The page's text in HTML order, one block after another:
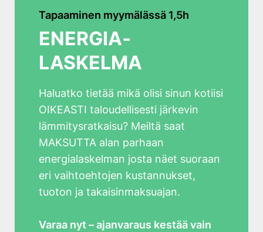
Tapaaminen myymälässä 1,5h
ENERGIA­
LASKELMA
Haluatko tietää mikä olisi sinun kotiisi
OIKEASTI taloudellisesti järkevin
lämmitysratkaisu? Meiltä saat
MAKSUTTA alan parhaan
energialaskelman josta näet suoraan
eri vaihtoehtojen kustannukset,
tuoton ja takaisinmaksuajan.
Varaa nyt – ajanvaraus kestää vain